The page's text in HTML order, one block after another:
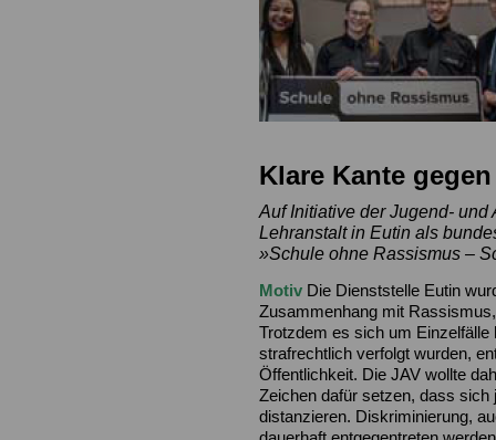
Klare Kante
Auf Initiative der Jugend-
Lehranstaltin Eutin als
»Schule ohne Rassismus –
Motiv Die Dienststelle Eutin
Zusammenhang mit
Trotzdem es sich um Einzelfälle
strafrechtlich verfolgt wurden,
Öffentlichkeit. Die JAV wollte
Zeichen dafür setzen, dass sich
distanzieren. Diskriminierung,